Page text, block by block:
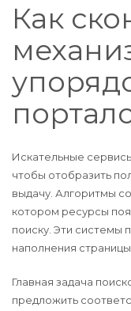
Как
Искательные
чтобы отобразить
выдачу. Алгоритмы
котором ресурсы
поиску. Эти системы
наполнения
Главная задача
предложить